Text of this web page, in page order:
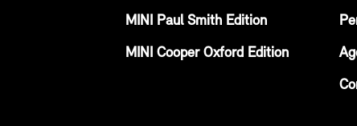
MINI Paul Smith Edition
MINI Cooper Oxford Edition